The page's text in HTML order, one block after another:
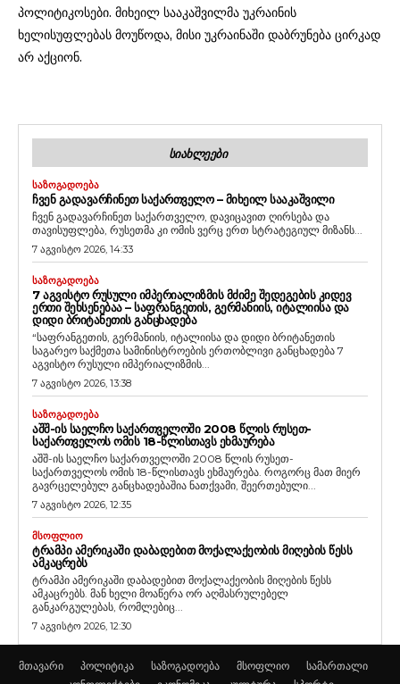
პოლიტიკოსები. მიხეილ სააკაშვილმა უკრაინის
ხელისუფლებას მოუწოდა, მისი უკრაინაში დაბრუნება ცირკად
არ აქციონ.
ᲡᲘᲐᲮᲚᲔᲔᲑᲘ
ᲡᲐᲖᲝᲒᲐᲓᲝᲔᲑᲐ
ᲩᲕᲔᲜ ᲒᲐᲓᲐᲕᲐᲠᲩᲘᲜᲔᲗ ᲡᲐᲥᲐᲠᲗᲕᲔᲚᲝ – ᲛᲘᲮᲔᲘᲚ ᲡᲐᲐᲙᲐᲨᲕᲘᲚᲘ
ჩვენ გადავარჩინეთ საქართველო, დავიცავით ღირსება და
თავისუფლება, რუსეთმა კი ომის ვერც ერთ სტრატეგიულ მიზანს...
7 აგვისტო 2026, 14:33
ᲡᲐᲖᲝᲒᲐᲓᲝᲔᲑᲐ
7 ᲐᲒᲕᲘᲡᲢᲝ ᲠᲣᲡᲣᲚᲘ ᲘᲛᲞᲔᲠᲘᲐᲚᲘᲖᲛᲘᲡ ᲛᲫᲘᲛᲔ ᲨᲔᲓᲔᲒᲔᲑᲘᲡ ᲙᲘᲓᲔᲕ
ᲔᲠᲗᲘ ᲨᲔᲮᲡᲔᲜᲔᲑᲐᲐ – ᲡᲐᲤᲠᲐᲜᲒᲔᲗᲘᲡ, ᲒᲔᲠᲛᲐᲜᲘᲘᲡ, ᲘᲢᲐᲚᲘᲘᲡᲐ ᲓᲐ
ᲓᲘᲓᲘ ᲑᲠᲘᲢᲐᲜᲔᲗᲘᲡ ᲒᲐᲜᲪᲮᲐᲓᲔᲑᲐ
“საფრანგეთის, გერმანიის, იტალიისა და დიდი ბრიტანეთის
საგარეო საქმეთა სამინისტროების ერთობლივი განცხადება 7
აგვისტო რუსული იმპერიალიზმის...
7 აგვისტო 2026, 13:38
ᲡᲐᲖᲝᲒᲐᲓᲝᲔᲑᲐ
ᲐᲨᲨ-ᲘᲡ ᲡᲐᲔᲚᲩᲝ ᲡᲐᲥᲐᲠᲗᲕᲔᲚᲝᲨᲘ 2008 ᲬᲚᲘᲡ ᲠᲣᲡᲔᲗ-
ᲡᲐᲥᲐᲠᲗᲕᲔᲚᲝᲡ ᲝᲛᲘᲡ 18-ᲬᲚᲘᲡᲗᲐᲕᲡ ᲔᲮᲛᲐᲣᲠᲔᲑᲐ
აშშ-ის საელჩო საქართველოში 2008 წლის რუსეთ-
საქართველოს ომის 18-წლისთავს ეხმაურება. როგორც მათ მიერ
გავრცელებულ განცხადებაშია ნათქვამი, შეერთებული...
7 აგვისტო 2026, 12:35
ᲛᲡᲝᲤᲚᲘᲝ
ᲢᲠᲐᲛᲞᲘ ᲐᲛᲔᲠᲘᲙᲐᲨᲘ ᲓᲐᲑᲐᲓᲔᲑᲘᲗ ᲛᲝᲥᲐᲚᲐᲥᲔᲝᲑᲘᲡ ᲛᲘᲦᲔᲑᲘᲡ ᲬᲔᲡᲡ
ᲐᲛᲙᲐᲪᲠᲔᲑᲡ
ტრამპი ამერიკაში დაბადებით მოქალაქეობის მიღების წესს
ამკაცრებს. მან ხელი მოაწერა ორ აღმასრულებელ
განკარგულებას, რომლებიც...
7 აგვისტო 2026, 12:30
მთავარი პოლიტიკა საზოგადოება მსოფლიო
სამართალი